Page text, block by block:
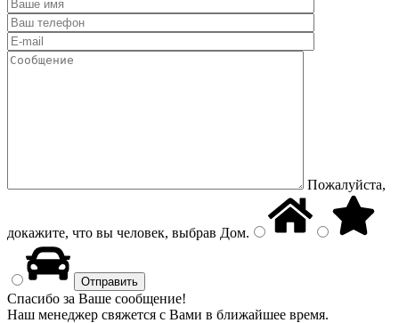
Пожалуйста,
докажите, что вы человек, выбрав Дом.
Спасибо за Ваше сообщение!
Наш менеджер свяжется с Вами в ближайшее время.